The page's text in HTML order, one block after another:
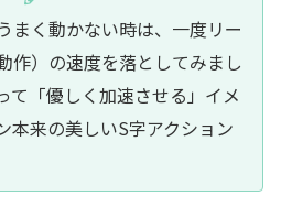
まく動かない時は、一度リー
作）の速度を落としてみまし
て「優しく加速させる」イメ
本来の美しいS字アクション